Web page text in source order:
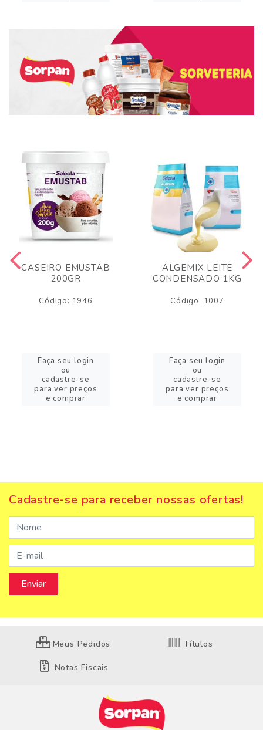
CASEIRO EMUSTAB
200GR
Código: 1946
Faça seu login
ou
cadastre-se
para ver preços
e comprar
ALGEMIX LEITE
CONDENSADO 1KG
Código: 1007
Faça seu login
ou
cadastre-se
para ver preços
e comprar
Cadastre-se para receber nossas ofertas!
Meus Pedidos Títulos
Notas Fiscais